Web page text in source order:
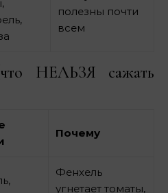
полезны почти
всем
НЕЛЬЗЯ сажать
Почему
Фенхель
угнетает томаты,